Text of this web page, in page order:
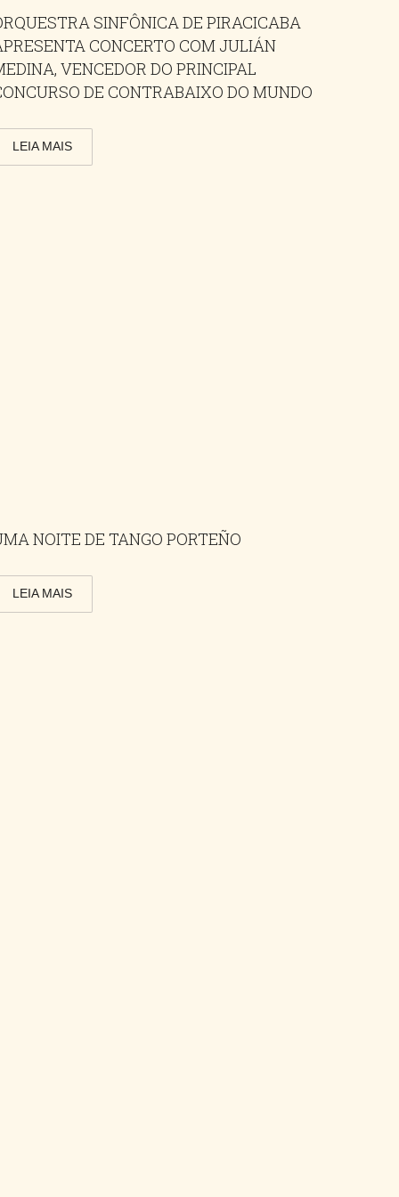
SINFÔNICA DE PIRACICABA
CONCERTO COM JULIÁN
VENCEDOR DO PRINCIPAL
DE CONTRABAIXO DO MUNDO
LEIA MAIS
NOITE DE TANGO PORTEÑO
LEIA MAIS